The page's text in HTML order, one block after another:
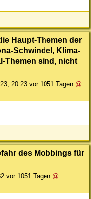
Haupt-Themen der
Schwindel, Klima-
Themen sind, nicht
20:23 vor 1051 Tagen @
des Mobbings für
vor 1051 Tagen @